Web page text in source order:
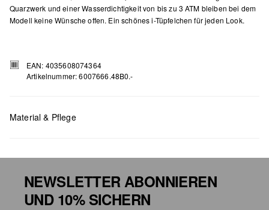
Quarzwerk und einer Wasserdichtigkeit von bis zu 3 ATM bleiben bei dem
Modell keine Wünsche offen. Ein schönes i-Tüpfelchen für jeden Look.
EAN: 4035608074364
Artikelnummer: 6007666.48B0.-
Material & Pflege
NEWSLETTER ABONNIEREN
UND 10% SICHERN